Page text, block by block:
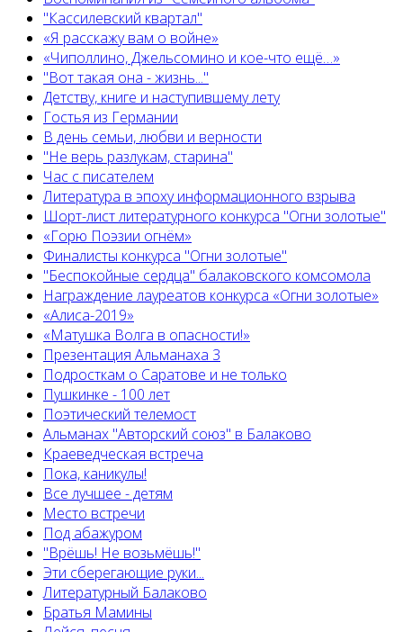
"Кассилевский квартал"
«Я расскажу вам о войне»
«Чиполлино, Джельсомино и кое-что ещё…»
"Вот такая она - жизнь..."
Детству, книге и наступившему лету
Гостья из Германии
В день семьи, любви и верности
"Не верь разлукам, старина"
Час с писателем
Литература в эпоху информационного взрыва
Шорт-лист литературного конкурса "Огни золотые"
«Горю Поэзии огнём»
Финалисты конкурса "Огни золотые"
"Беспокойные сердца" балаковского комсомола
Награждение лауреатов конкурса «Огни золотые»
«Алиса-2019»
«Матушка Волга в опасности!»
Презентация Альманаха 3
Подросткам о Саратове и не только
Пушкинке - 100 лет
Поэтический телемост
Альманах "Авторский союз" в Балаково
Краеведческая встреча
Пока, каникулы!
Все лучшее - детям
Место встречи
Под абажуром
"Врёшь! Не возьмёшь!"
Эти сберегающие руки...
Литературный Балаково
Братья Мамины